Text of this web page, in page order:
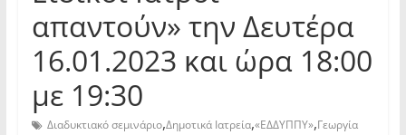
απαντούν» την Δευτέρα
16.01.2023 και ώρα 18:00
με 19:30
Διαδυκτιακό σεμινάριο,Δημοτικά Ιατρεία,«ΕΔΔΥΠΠΥ»,Γεωργία